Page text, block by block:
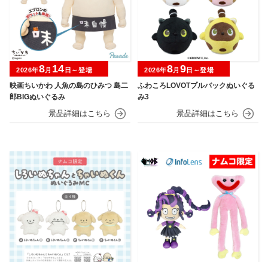
映画ちいかわ 人魚の島のひみつ 島二
郎BIGぬいぐるみ
2026年8月 14 日～登場
ふわころLOVOTプルバックぬいぐる
み3
2026年8月 9日～登場